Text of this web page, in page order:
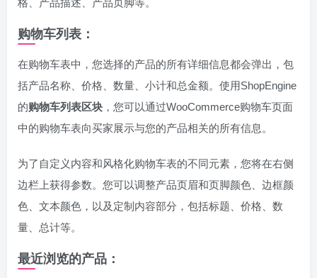
购物车列表：
在购物车表中，您选择的产品的所有详细信息都会弹出，包
括产品名称、价格、数量、小计和总金额。使用ShopEngine
的购物车列表区块 ，您可以通过WooCommerce购物车页面
中的购物车表向买家展示与您的产品相关的所有信息。
为了自定义内容和风格化购物车表的不同元素，您将在右侧
边栏上获得参数。您可以调整产品页眉和页脚颜色、边框颜
色、文本颜色，以及定制内容部分，包括标题、价格、数
量、总计等。
最近浏览的产品：